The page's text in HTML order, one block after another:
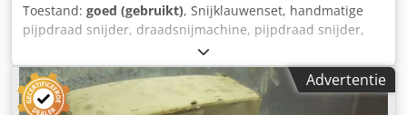
Toestand: goed (gebruikt), Snijklauwenset, handmatige
pijpdraad snijder, draadsnijmachine, pijpdraad snijder,
snijkop -voor buismaat: max. 2" inch -5x snijkoppen: 3/4",
1", 1 1/4", 1 1/2", 2" inch Djdpfx Aaoc T Nx Ieyock -2x
draadratels: type 111-R/12-R -Prijs/verkoop: compleet -
Gewicht: 12,8 kg
Advertentie